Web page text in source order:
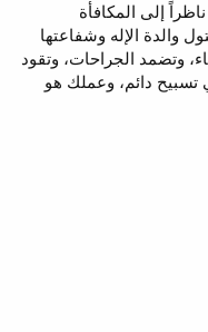
إلى المكافأة
والدة الإله وشفاعتها
وتضمد الجراحات، وتقود
دائم، وعملك هو